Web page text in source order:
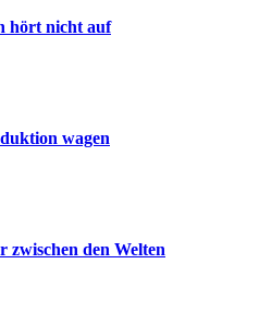
hört nicht auf
wagen
zwischen den Welten